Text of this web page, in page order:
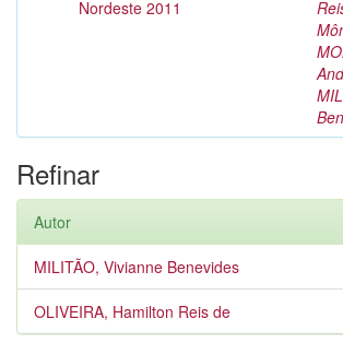
Nordeste 2011
Refinar
Autor
MILITÃO, Vivianne Benevides
OLIVEIRA, Hamilton Reis de